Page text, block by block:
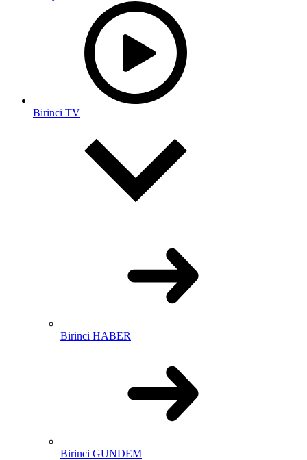
Birinci TV
Birinci HABER
Birinci GUNDEM